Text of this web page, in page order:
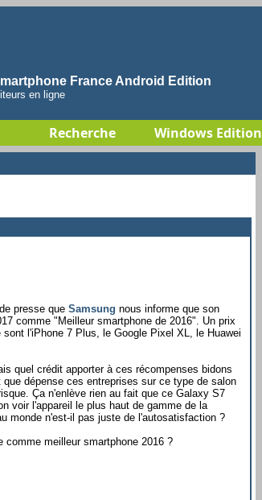
France Android Edition
en ligne
Recherche Windows Edition
presse que Samsung nous informe que son
comme "Meilleur smartphone de 2016". Un prix
l'iPhone 7 Plus, le Google Pixel XL, le Huawei
quel crédit apporter à ces récompenses bidons
dépense ces entreprises sur ce type de salon
Ça n'enlève rien au fait que ce Galaxy S7
voir l'appareil le plus haut de gamme de la
monde n'est-il pas juste de l'autosatisfaction ?
meilleur smartphone 2016 ?